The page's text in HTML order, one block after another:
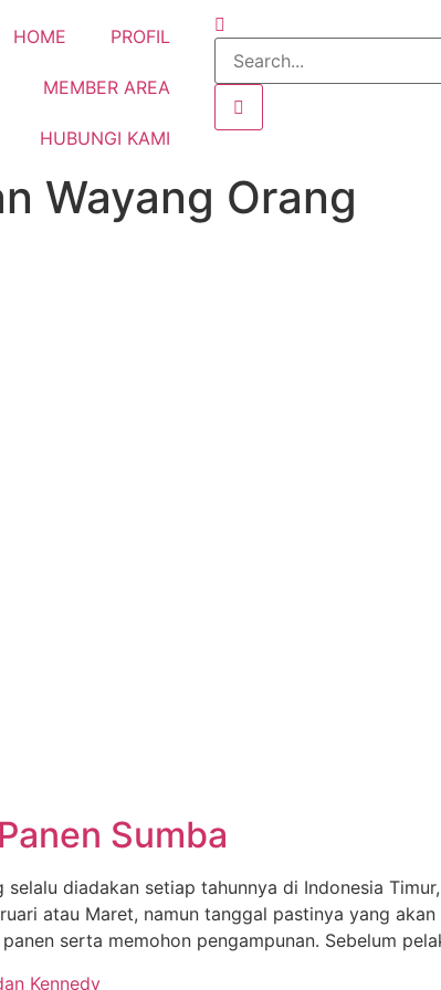
HOME PROFIL
MEMBER AREA
HUBUNGI KAMI
Wayang Orang
Sumba
diadakan setiap tahunnya di Indonesia
atau Maret, namun tanggal pastinya yang
serta memohon pengampunan. Sebelum